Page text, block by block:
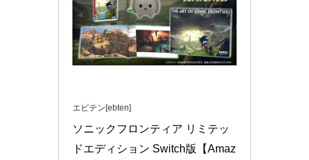
エビテン[ebten]
ソニックフロンティア リミテッ
ドエディション Switch版【Amaz